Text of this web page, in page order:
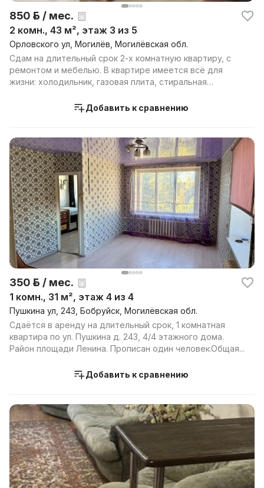
850 р. / мес.
2 комн., 43 м², этаж 3 из 5
Орловского ул, Могилёв, Могилёвская обл.
Сдам на длительный срок 2-х комнатную квартиру, с
ремонтом и мебелью. В квартире имеется всё для
жизни: холодильник, газовая плита, стиральная
Добавить к сравнению
350 р. / мес.
1 комн., 31 м², этаж 4 из 4
Пушкина ул, 243, Бобруйск, Могилёвская обл.
Сдаётся в аренду на длительный срок, 1 комнатная
квартира по ул. Пушкина д. 243, 4/4 этажного дома.
Район площади Ленина. Прописан один человек.Общая...
Добавить к сравнению